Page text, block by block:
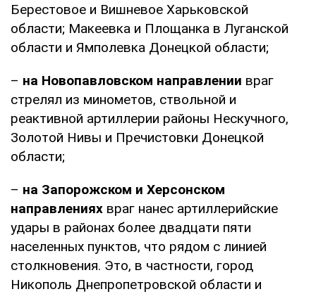
Берестовое и Вишневое Харьковской
области; Макеевка и Площанка в Луганской
области и Ямполевка Донецкой области;
– на Новопавловском направлении враг
стрелял из минометов, ствольной и
реактивной артиллерии районы Нескучного,
Золотой Нивы и Пречистовки Донецкой
области;
– на Запорожском и Херсонском
направлениях враг нанес артиллерийские
удары в районах более двадцати пяти
населенных пунктов, что рядом с линией
столкновения. Это, в частности, город
Никополь Днепропетровской области и